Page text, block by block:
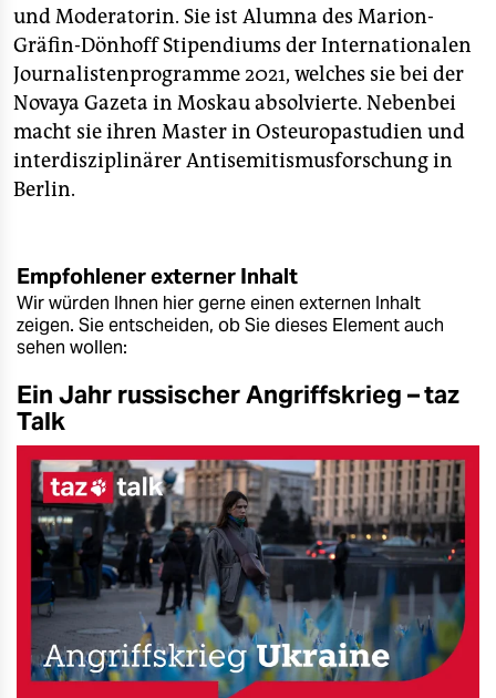
und Moderatorin. Sie ist Alumna des Marion-
Gräfin-Dönhoff Stipendiums der Internationalen
Journalistenprogramme 2021, welches sie bei der
Novaya Gazeta in Moskau absolvierte. Nebenbei
macht sie ihren Master in Osteuropastudien und
interdisziplinärer Antisemitismusforschung in
Berlin.
Empfohlener externer Inhalt
Wir würden Ihnen hier gerne einen externen Inhalt
zeigen. Sie entscheiden, ob Sie dieses Element auch
sehen wollen:
Ein Jahr russischer Angriffskrieg – taz
Talk